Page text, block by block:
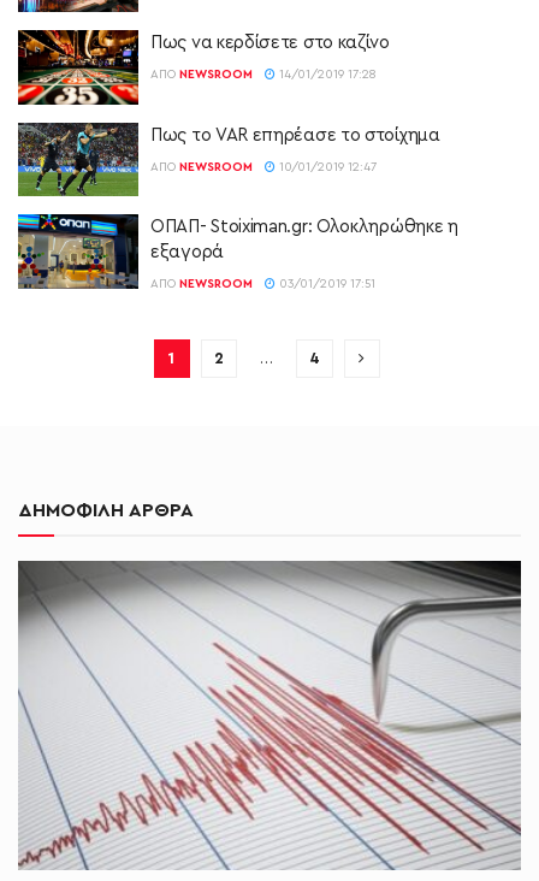
Πως να κερδίσετε στο καζίνο
ΑΠΌ NEWSROOM 14/01/2019 17:28
Πως το VAR επηρέασε το στοίχημα
ΑΠΌ NEWSROOM 10/01/2019 12:47
ΟΠΑΠ- Stoiximan.gr: Ολοκληρώθηκε η
εξαγορά
ΑΠΌ NEWSROOM 03/01/2019 17:51
1 2 … 4
ΔΗΜΟΦΙΛΗ ΑΡΘΡΑ